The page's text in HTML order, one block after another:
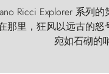
Ricci Explorer 系列
里，狂风以远古的怒
宛如石砌的